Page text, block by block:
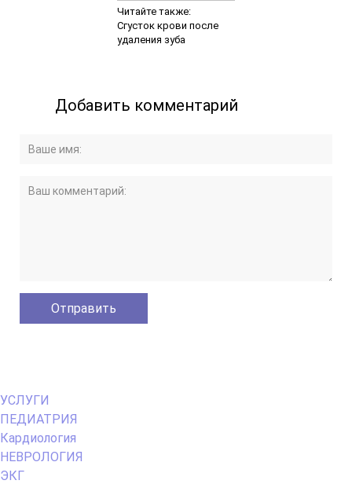
Читайте также:
Сгусток крови после
удаления зуба
Добавить комментарий
Primary
Menu
УСЛУГИ
ПЕДИАТРИЯ
Кардиология
НЕВРОЛОГИЯ
ЭКГ